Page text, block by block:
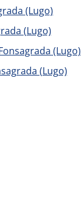
(Lugo)
(Lugo)
(Lugo)
(Lugo)